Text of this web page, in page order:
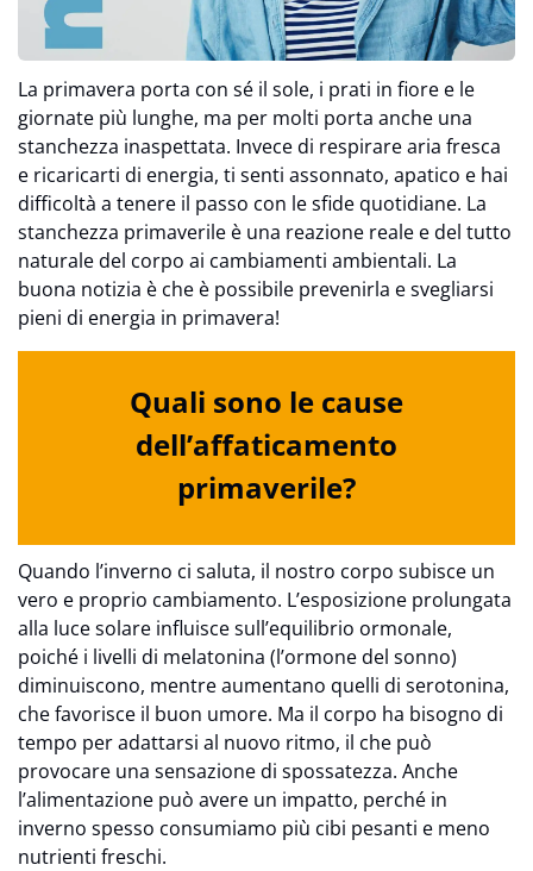
La primavera porta con sé il sole, i prati in fiore e le
giornate più lunghe, ma per molti porta anche una
stanchezza inaspettata. Invece di respirare aria fresca
e ricaricarti di energia, ti senti assonnato, apatico e hai
difficoltà a tenere il passo con le sfide quotidiane. La
stanchezza primaverile è una reazione reale e del tutto
naturale del corpo ai cambiamenti ambientali. La
buona notizia è che è possibile prevenirla e svegliarsi
pieni di energia in primavera!
Quali sono le cause
dell’affaticamento
primaverile?
Quando l’inverno ci saluta, il nostro corpo subisce un
vero e proprio cambiamento. L’esposizione prolungata
alla luce solare influisce sull’equilibrio ormonale,
poiché i livelli di melatonina (l’ormone del sonno)
diminuiscono, mentre aumentano quelli di serotonina,
che favorisce il buon umore. Ma il corpo ha bisogno di
tempo per adattarsi al nuovo ritmo, il che può
provocare una sensazione di spossatezza. Anche
l’alimentazione può avere un impatto, perché in
inverno spesso consumiamo più cibi pesanti e meno
nutrienti freschi.